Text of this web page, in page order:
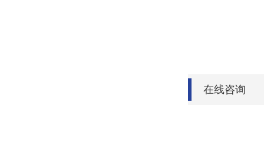
在线咨询